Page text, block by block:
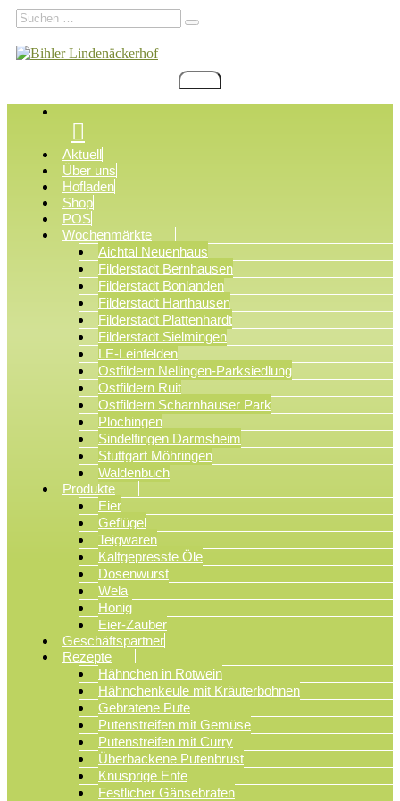
Zum
Inhalt
springen
Suchen
nach:
Suchen
Aktuell
Über uns
Hofladen
Shop
POS
Wochenmärkte
Aichtal Neuenhaus
Filderstadt Bernhausen
Filderstadt Bonlanden
Filderstadt Harthausen
Filderstadt Plattenhardt
Filderstadt Sielmingen
LE-Leinfelden
Ostfildern Nellingen-Parksiedlung
Ostfildern Ruit
Ostfildern Scharnhauser Park
Plochingen
Sindelfingen Darmsheim
Stuttgart Möhringen
Waldenbuch
Produkte
Eier
Geflügel
Teigwaren
Kaltgepresste Öle
Dosenwurst
Wela
Honig
Eier-Zauber
Geschäftspartner
Rezepte
Hähnchen in Rotwein
Hähnchenkeule mit Kräuterbohnen
Gebratene Pute
Putenstreifen mit Gemüse
Putenstreifen mit Curry
Überbackene Putenbrust
Knusprige Ente
Festlicher Gänsebraten